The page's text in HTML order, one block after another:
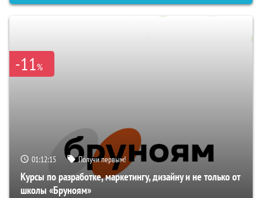
-11%
01:12:14 Получи первым!
Курсы по разработке, маркетингу, дизайну и не только от
школы «Бруноям»